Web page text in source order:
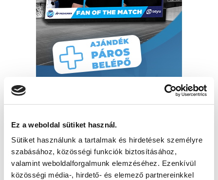
Ez a weboldal sütiket használ.
Sütiket használunk a tartalmak és hirdetések személyre
szabásához, közösségi funkciók biztosításához,
valamint weboldalforgalmunk elemzéséhez. Ezenkívül
közösségi média-, hirdető- és elemező partnereinkkel